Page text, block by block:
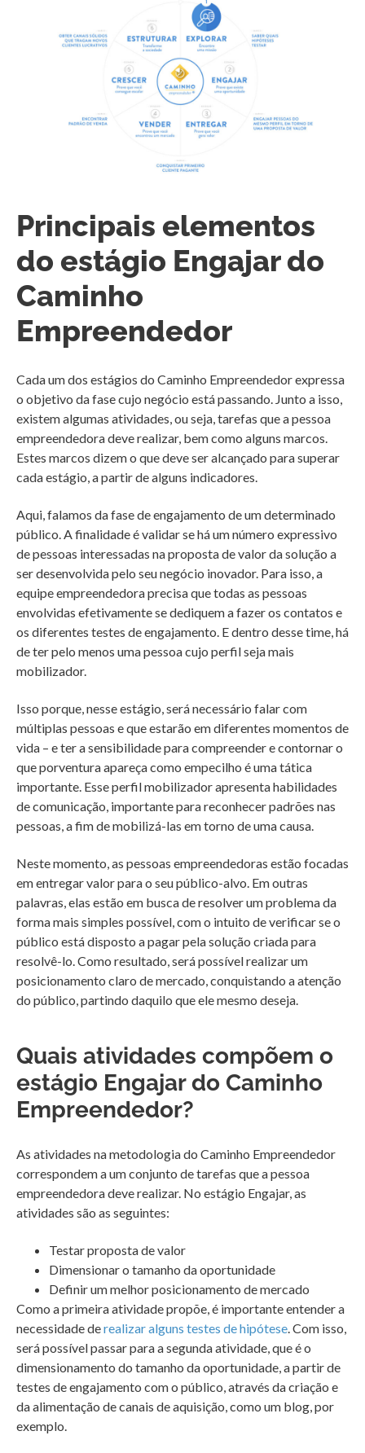
Principais elementos
do estágio Engajar do
Caminho
Empreendedor
Cada um dos estágios do Caminho Empreendedor expressa
o objetivo da fase cujo negócio está passando. Junto a isso,
existem algumas atividades, ou seja, tarefas que a pessoa
empreendedora deve realizar, bem como alguns marcos.
Estes marcos dizem o que deve ser alcançado para superar
cada estágio, a partir de alguns indicadores.
Aqui, falamos da fase de engajamento de um determinado
público. A finalidade é validar se há um número expressivo
de pessoas interessadas na proposta de valor da solução a
ser desenvolvida pelo seu negócio inovador. Para isso, a
equipe empreendedora precisa que todas as pessoas
envolvidas efetivamente se dediquem a fazer os contatos e
os diferentes testes de engajamento. E dentro desse time, há
de ter pelo menos uma pessoa cujo perfil seja mais
mobilizador.
Isso porque, nesse estágio, será necessário falar com
múltiplas pessoas e que estarão em diferentes momentos de
vida – e ter a sensibilidade para compreender e contornar o
que porventura apareça como empecilho é uma tática
importante. Esse perfil mobilizador apresenta habilidades
de comunicação, importante para reconhecer padrões nas
pessoas, a fim de mobilizá-las em torno de uma causa.
Neste momento, as pessoas empreendedoras estão focadas
em entregar valor para o seu público-alvo. Em outras
palavras, elas estão em busca de resolver um problema da
forma mais simples possível, com o intuito de verificar se o
público está disposto a pagar pela solução criada para
resolvê-lo. Como resultado, será possível realizar um
posicionamento claro de mercado, conquistando a atenção
do público, partindo daquilo que ele mesmo deseja.
Quais atividades compõem o
estágio Engajar do Caminho
Empreendedor?
As atividades na metodologia do Caminho Empreendedor
correspondem a um conjunto de tarefas que a pessoa
empreendedora deve realizar. No estágio Engajar, as
atividades são as seguintes:
Testar proposta de valor
Dimensionar o tamanho da oportunidade
Definir um melhor posicionamento de mercado
Como a primeira atividade propõe, é importante entender a
necessidade derealizar alguns testes de hipótese. Com isso,
será possível passar para a segunda atividade, que é o
dimensionamento do tamanho da oportunidade, a partir de
testes de engajamento com o público, através da criação e
da alimentação de canais de aquisição, como um blog, por
exemplo.